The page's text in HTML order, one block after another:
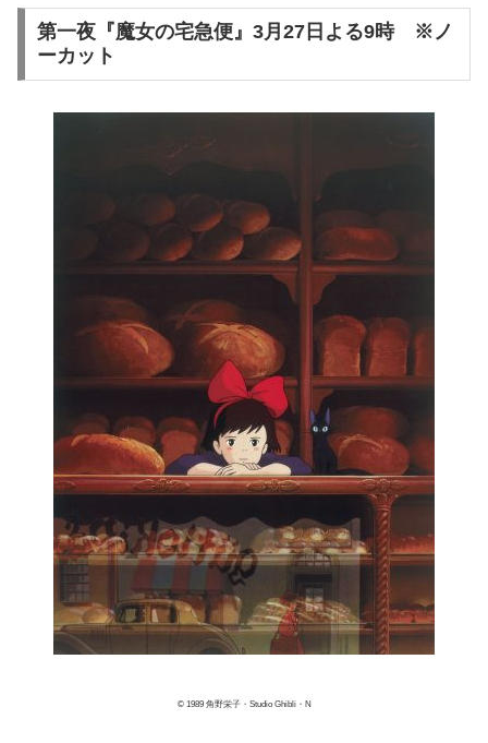
第一夜『魔女の宅急便』3月27日よる9時 ※ノ
ーカット
© 1989 角野栄子・Studio Ghibli・N